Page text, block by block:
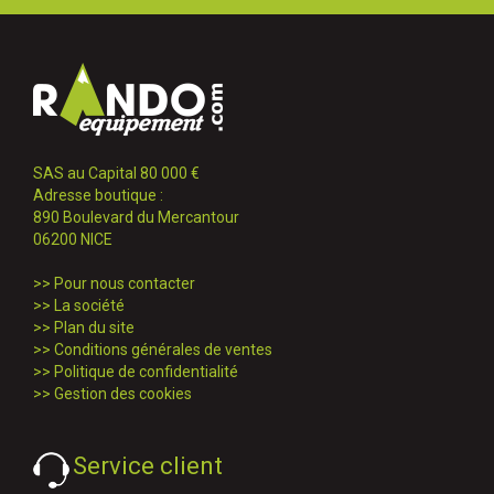
SAS au Capital 80 000 €
Adresse boutique :
890 Boulevard du Mercantour
06200 NICE
>> Pour nous contacter
>>
La société
>> Plan du site
>> Conditions générales de ventes
>> Politique de confidentialité
>> Gestion des cookies
Service client